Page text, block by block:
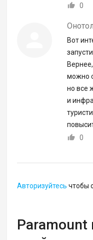
0
Вот
можно
но все
и
0
Авторизуйтесь чтобы
Paramount